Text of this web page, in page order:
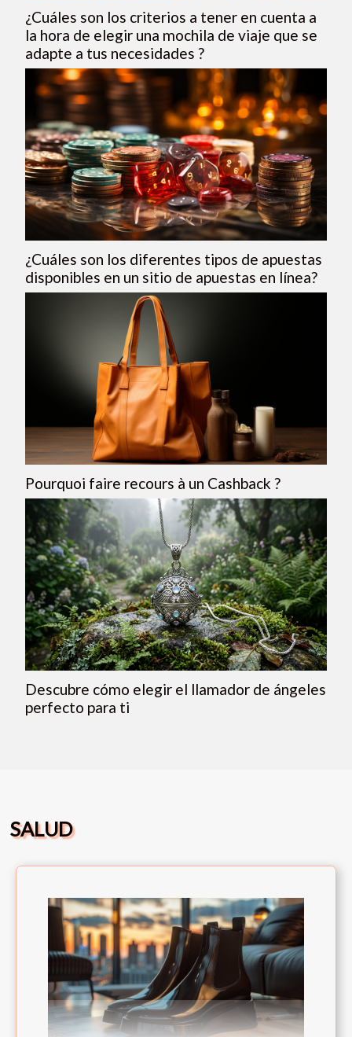
¿Cuáles son los criterios a tener en cuenta a
la hora de elegir una mochila de viaje que se
adapte a tus necesidades ?
¿Cuáles son los diferentes tipos de apuestas
disponibles en un sitio de apuestas en línea?
Pourquoi faire recours à un Cashback ?
Descubre cómo elegir el llamador de ángeles
perfecto para ti
SALUD